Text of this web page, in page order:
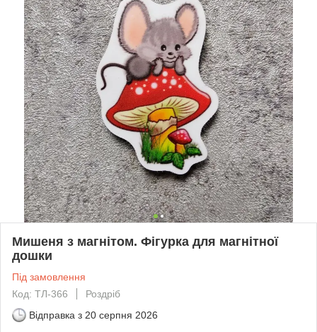
Мишеня з магнітом. Фігурка для магнітної
дошки
Під замовлення
Код: ТЛ-366
Роздріб
Відправка з 20 серпня 2026